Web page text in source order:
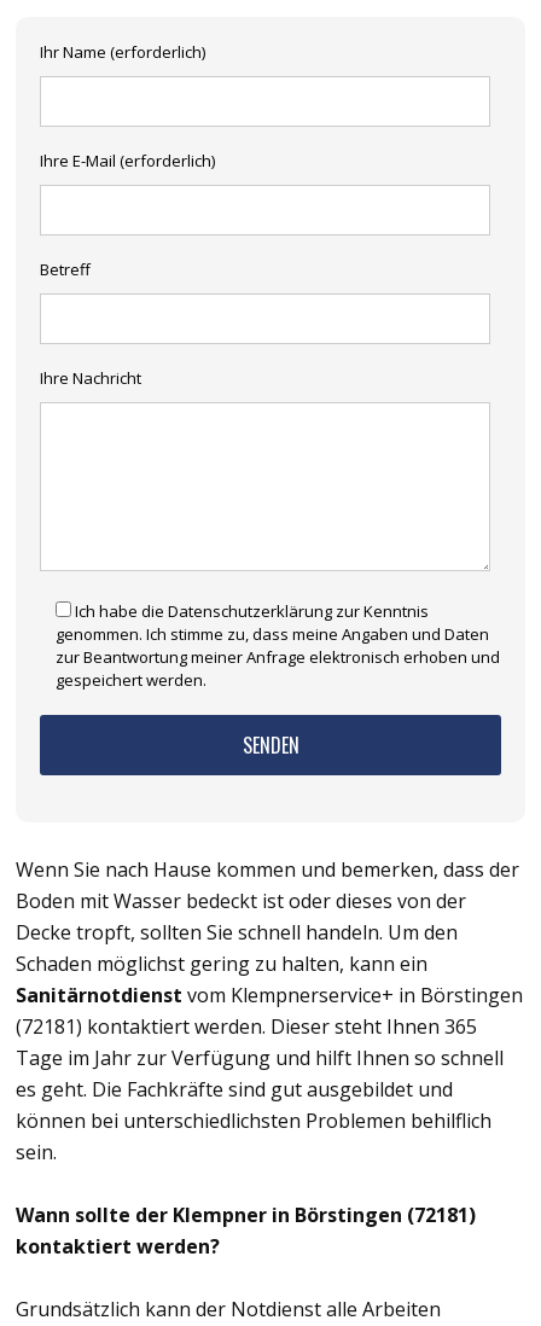
Ihr Name (erforderlich)
Ihre E-Mail (erforderlich)
Betreff
Ihre Nachricht
Ich habe die Datenschutzerklärung zur Kenntnis
genommen. Ich stimme zu, dass meine Angaben und Daten
zur Beantwortung meiner Anfrage elektronisch erhoben und
gespeichert werden.
Wenn Sie nach Hause kommen und bemerken, dass der
Boden mit Wasser bedeckt ist oder dieses von der
Decke tropft, sollten Sie schnell handeln. Um den
Schaden möglichst gering zu halten, kann ein
Sanitärnotdienst vom Klempnerservice+ in Börstingen
(72181) kontaktiert werden. Dieser steht Ihnen 365
Tage im Jahr zur Verfügung und hilft Ihnen so schnell
es geht. Die Fachkräfte sind gut ausgebildet und
können bei unterschiedlichsten Problemen behilflich
sein.
Wann sollte der Klempner in Börstingen (72181)
kontaktiert werden?
Grundsätzlich kann der Notdienst alle Arbeiten